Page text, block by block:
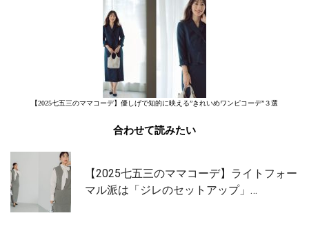
【2025七五三のママコーデ】優しげで知的に映える”きれいめワンピコーデ”３選
合わせて読みたい
【2025七五三のママコーデ】ライトフォー
マル派は「ジレのセットアップ」…